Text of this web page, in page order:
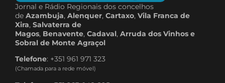
Jornal e Rádio Regionais dos concelhos
de Azambuja, Alenquer, Cartaxo, Vila Franca de
Xira, Salvaterra de
Magos, Benavente, Cadaval, Arruda dos Vinhos e
Sobral de Monte Agraçol
Telefone: +351 961 971 323
(Chamada para a rede móvel)